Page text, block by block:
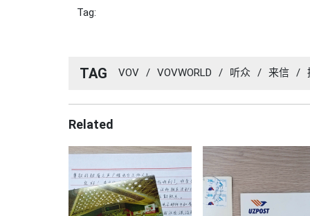
Tag:
TAG VOV / VOVWORLD / 听众 / 来信 /
Related